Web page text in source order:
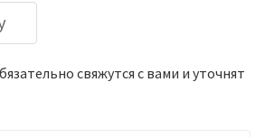
свяжутся с вами и уточнят